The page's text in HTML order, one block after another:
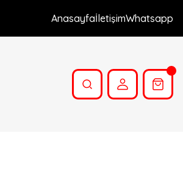
AnasayfaİletişimWhatsapp